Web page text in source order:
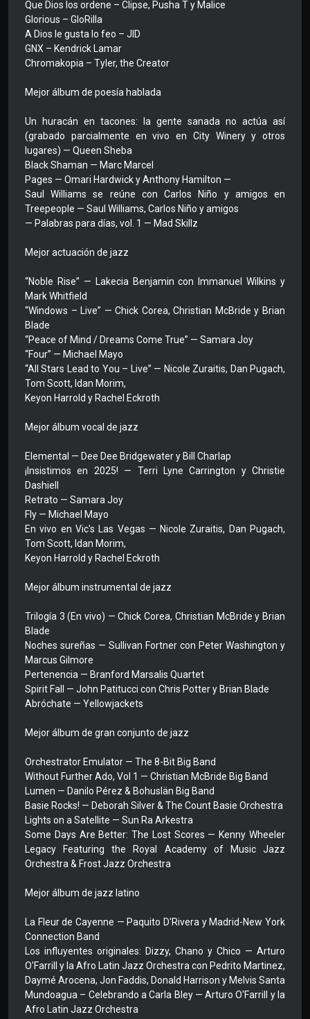
Que Dios los ordene – Clipse, Pusha T y Malice
Glorious – GloRilla
A Dios le gusta lo feo – JID
GNX – Kendrick Lamar
Chromakopia – Tyler, the Creator
Mejor álbum de poesía hablada
Un huracán en tacones: la gente sanada no actúa así
(grabado parcialmente en vivo en City Winery y otros
lugares) — Queen Sheba
Black Shaman — Marc Marcel
Pages — Omari Hardwick y Anthony Hamilton —
Saul Williams se reúne con Carlos Niño y amigos en
Treepeople — Saul Williams, Carlos Niño y amigos
— Palabras para días, vol. 1 — Mad Skillz
Mejor actuación de jazz
“Noble Rise” — Lakecia Benjamin con Immanuel Wilkins y
Mark Whitfield
“Windows – Live” — Chick Corea, Christian McBride y Brian
Blade
“Peace of Mind / Dreams Come True” — Samara Joy
“Four” — Michael Mayo
“All Stars Lead to You – Live” — Nicole Zuraitis, Dan Pugach,
Tom Scott, Idan Morim,
Keyon Harrold y Rachel Eckroth
Mejor álbum vocal de jazz
Elemental — Dee Dee Bridgewater y Bill Charlap
¡Insistimos en 2025! — Terri Lyne Carrington y Christie
Dashiell
Retrato — Samara Joy
Fly — Michael Mayo
En vivo en Vic's Las Vegas — Nicole Zuraitis, Dan Pugach,
Tom Scott, Idan Morim,
Keyon Harrold y Rachel Eckroth
Mejor álbum instrumental de jazz
Trilogía 3 (En vivo) — Chick Corea, Christian McBride y Brian
Blade
Noches sureñas — Sullivan Fortner con Peter Washington y
Marcus Gilmore
Pertenencia — Branford Marsalis Quartet
Spirit Fall — John Patitucci con Chris Potter y Brian Blade
Abróchate — Yellowjackets
Mejor álbum de gran conjunto de jazz
Orchestrator Emulator — The 8-Bit Big Band
Without Further Ado, Vol 1 — Christian McBride Big Band
Lumen — Danilo Pérez & Bohuslän Big Band
Basie Rocks! — Deborah Silver & The Count Basie Orchestra
Lights on a Satellite — Sun Ra Arkestra
Some Days Are Better: The Lost Scores — Kenny Wheeler
Legacy Featuring the Royal Academy of Music Jazz
Orchestra & Frost Jazz Orchestra
Mejor álbum de jazz latino
La Fleur de Cayenne — Paquito D'Rivera y Madrid-New York
Connection Band
Los influyentes originales: Dizzy, Chano y Chico — Arturo
O'Farrill y la Afro Latin Jazz Orchestra con Pedrito Martinez,
Daymé Arocena, Jon Faddis, Donald Harrison y Melvis Santa
Mundoagua – Celebrando a Carla Bley — Arturo O'Farrill y la
Afro Latin Jazz Orchestra